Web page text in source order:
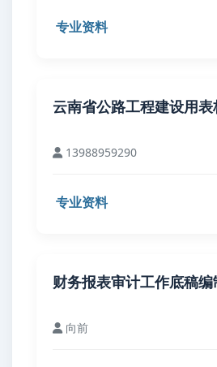
专业资料
云南省公路工程建设用
13988959290
专业资料
财务报表审计工作底稿
向前